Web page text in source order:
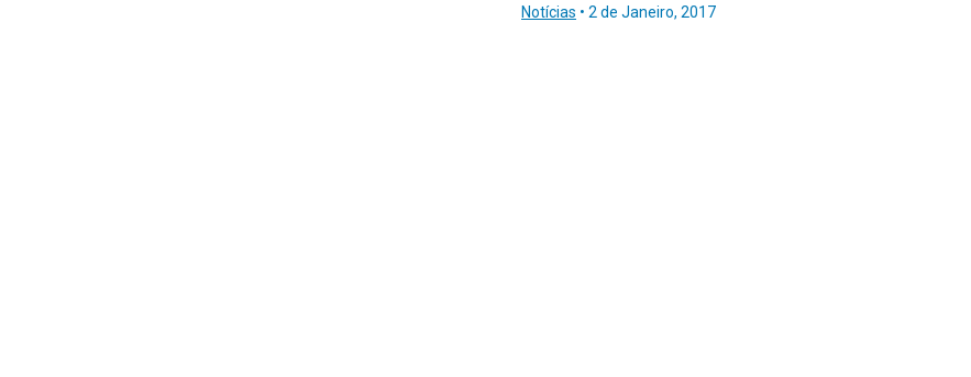
Notícias • 2 de Janeiro, 2017